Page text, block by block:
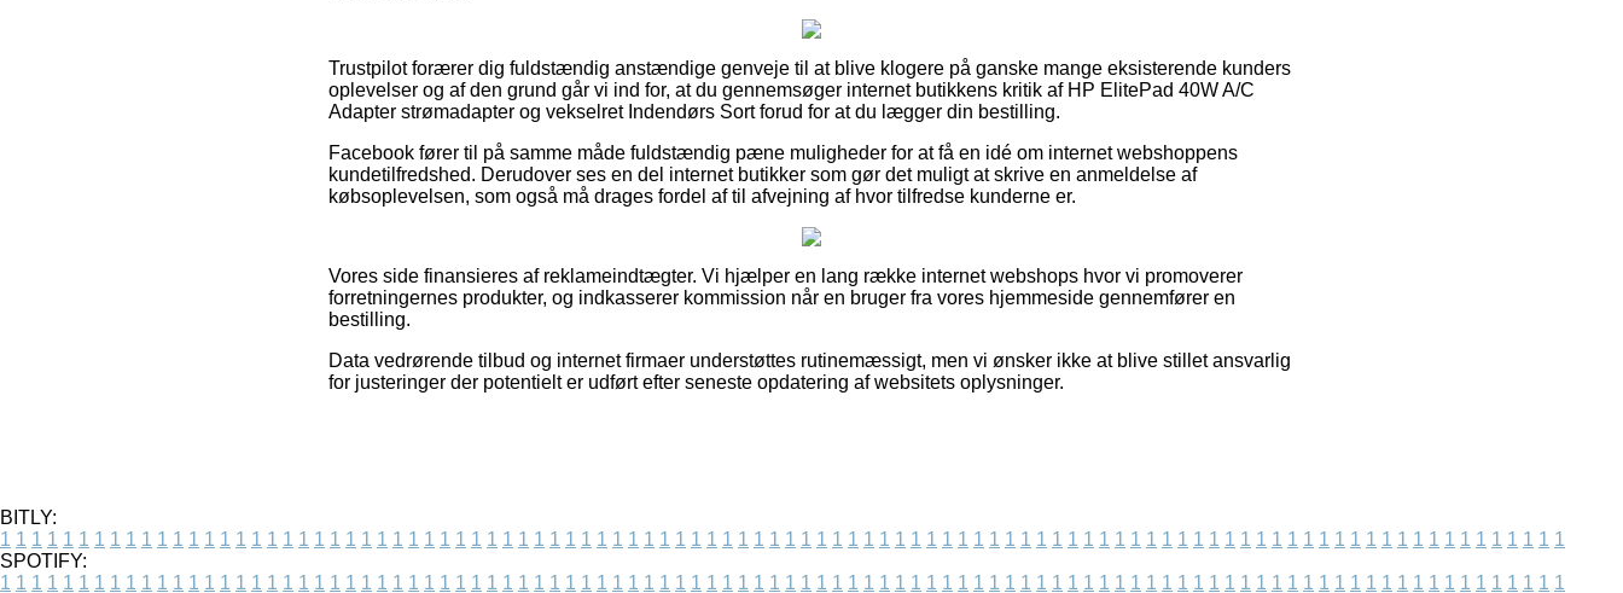
Trustpilot forærer dig fuldstændig anstændige genveje til at blive klogere på ganske mange eksisterende kunders
oplevelser og af den grund går vi ind for, at du gennemsøger internet butikkens kritik af HP ElitePad 40W A/C
Adapter strømadapter og vekselret Indendørs Sort forud for at du lægger din bestilling.
Facebook fører til på samme måde fuldstændig pæne muligheder for at få en idé om internet webshoppens
kundetilfredshed. Derudover ses en del internet butikker som gør det muligt at skrive en anmeldelse af
købsoplevelsen, som også må drages fordel af til afvejning af hvor tilfredse kunderne er.
Vores side finansieres af reklameindtægter. Vi hjælper en lang række internet webshops hvor vi promoverer
forretningernes produkter, og indkasserer kommission når en bruger fra vores hjemmeside gennemfører en
bestilling.
Data vedrørende tilbud og internet firmaer understøttes rutinemæssigt, men vi ønsker ikke at blive stillet ansvarlig
for justeringer der potentielt er udført efter seneste opdatering af websitets oplysninger.
BITLY:
1 1 1 1 1 1 1 1 1 1 1 1 1 1 1 1 1 1 1 1 1 1 1 1 1 1 1 1 1 1 1 1 1 1 1 1 1 1 1 1 1 1 1 1 1 1 1 1 1 1 1 1 1 1 1 1 1 1 1 1 1 1 1 1 1 1 1 1 1 1 1 1 1 1 1 1 1 1 1 1 1 1 1 1 1 1 1 1 1 1 1 1 1 1 1 1 1 1 1 1
SPOTIFY:
1 1 1 1 1 1 1 1 1 1 1 1 1 1 1 1 1 1 1 1 1 1 1 1 1 1 1 1 1 1 1 1 1 1 1 1 1 1 1 1 1 1 1 1 1 1 1 1 1 1 1 1 1 1 1 1 1 1 1 1 1 1 1 1 1 1 1 1 1 1 1 1 1 1 1 1 1 1 1 1 1 1 1 1 1 1 1 1 1 1 1 1 1 1 1 1 1 1 1 1